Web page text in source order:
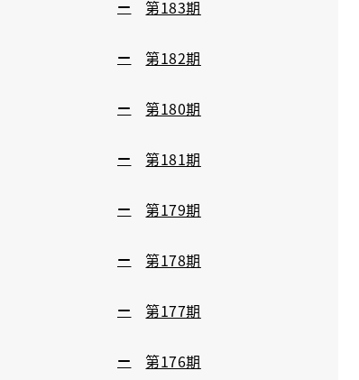
第183期
第182期
第180期
第181期
第179期
第178期
第177期
第176期